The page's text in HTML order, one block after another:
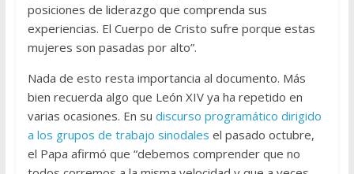
posiciones de liderazgo que comprenda sus
experiencias. El Cuerpo de Cristo sufre porque estas
mujeres son pasadas por alto”.
Nada de esto resta importancia al documento. Más
bien recuerda algo que León XIV ya ha repetido en
varias ocasiones. En su discurso programático dirigido
a los grupos de trabajo sinodales el pasado octubre,
el Papa afirmó que “debemos comprender que no